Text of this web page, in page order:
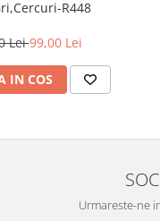
R448
Lei99,00 Lei
IN COS
Urmareste-ne